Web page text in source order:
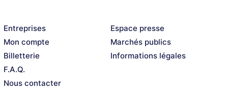
(TÊTES D'AFFICHE
) sur la radio Africa Radio,
à relever.
Entreprises
Mon compte
Billetterie
F.A.Q.
Nous contacter
Espace presse
Marchés publics
Informations légales